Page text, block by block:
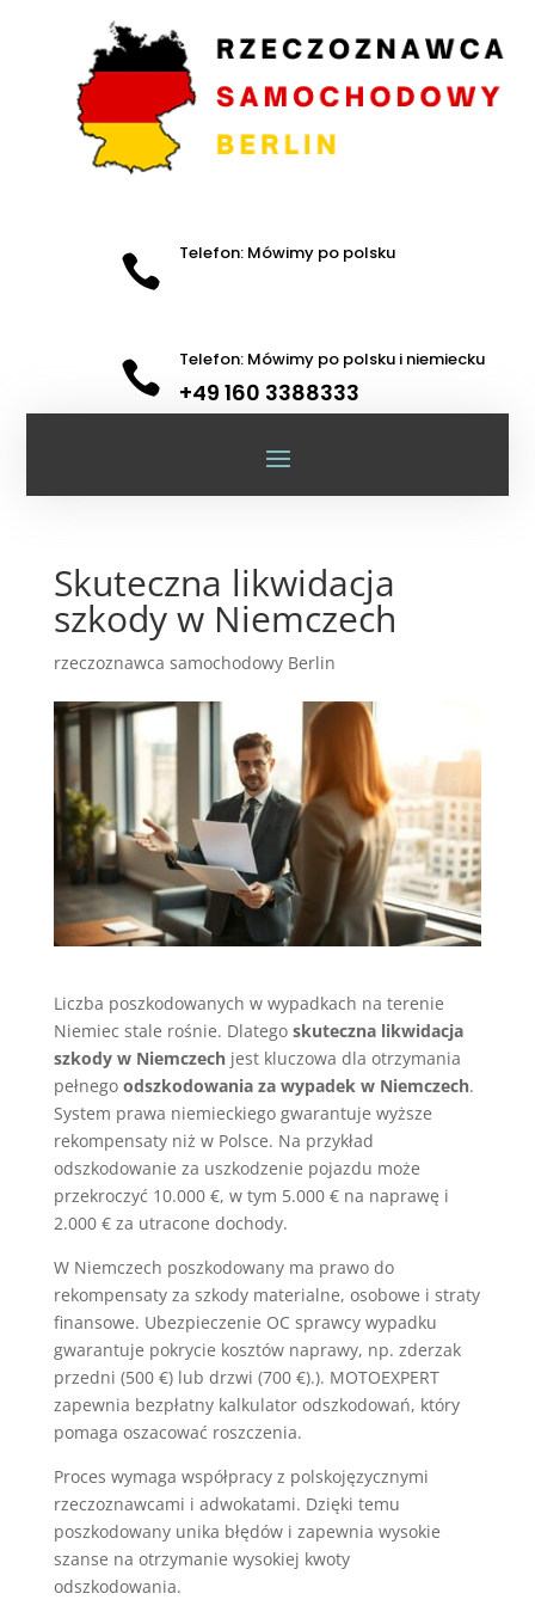
 Telefon: Mówimy po polsku
 Telefon: Mówimy po polsku i niemiecku
+49 160 3388333
Skuteczna likwidacja
szkody w Niemczech
rzeczoznawca samochodowy Berlin
Liczba poszkodowanych w wypadkach na terenie
Niemiec stale rośnie. Dlatego skuteczna likwidacja
szkody w Niemczechjest kluczowa dla otrzymania
pełnego odszkodowania za wypadek w Niemczech.
System prawa niemieckiego gwarantuje wyższe
rekompensaty niż w Polsce. Na przykład
odszkodowanie za uszkodzenie pojazdu może
przekroczyć 10.000 €, w tym 5.000 € na naprawę i
2.000 € za utracone dochody.
W Niemczech poszkodowany ma prawo do
rekompensaty za szkody materialne, osobowe i straty
finansowe. Ubezpieczenie OC sprawcy wypadku
gwarantuje pokrycie kosztów naprawy, np. zderzak
przedni (500 €) lub drzwi (700 €).). MOTOEXPERT
zapewnia bezpłatny kalkulator odszkodowań, który
pomaga oszacować roszczenia.
Proces wymaga współpracy z polskojęzycznymi
rzeczoznawcami i adwokatami. Dzięki temu
poszkodowany unika błędów i zapewnia wysokie
szanse na otrzymanie wysokiej kwoty
odszkodowania.